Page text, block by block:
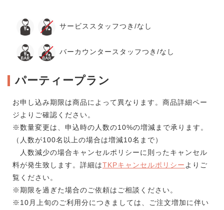
サービススタッフつき/なし
バーカウンタースタッフつき/なし
パーティープラン
お申し込み期限は商品によって異なります。商品詳細ペー
ジよりご確認ください。
※数量変更は、申込時の人数の10%の増減まで承ります。
（人数が100名以上の場合は増減10名まで）
人数減少の場合キャンセルポリシーに則ったキャンセル
料が発生致します。詳細はTKPキャンセルポリシー よりご
覧ください。
※期限を過ぎた場合のご依頼はご相談ください。
※10月上旬のご利用分につきましては、ご注文増加に伴い